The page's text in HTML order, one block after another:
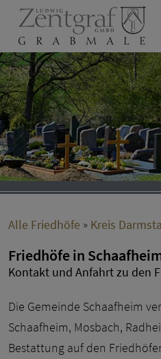
Alle Friedhöfe » Kreis
Friedhöfe in
Kontakt und Anfahrt zu den
Die Gemeinde Schaafheim
Schaafheim, Mosbach,
Bestattung auf den